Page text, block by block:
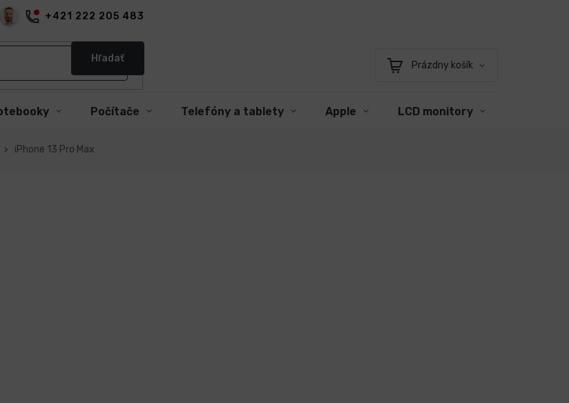
+421 222 205 483
Hľadať
Nákupný
Prázdny košík
Počítače Telefóny a tablety Apple LCD monitory
iPhone 13 Pro Max